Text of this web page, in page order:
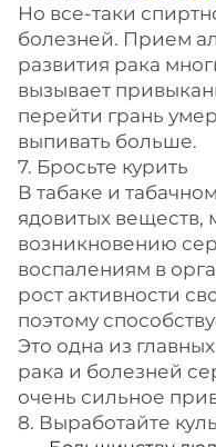
Но все-таки
болезней. Прием
развития рака
вызывает
перейти грань
выпивать больше.
7. Бросьте курить
В табаке и
ядовитых веществ,
возникновению
воспалениям в
рост активности
поэтому
Это одна из
рака и болезней
очень сильное
8. Выработайте